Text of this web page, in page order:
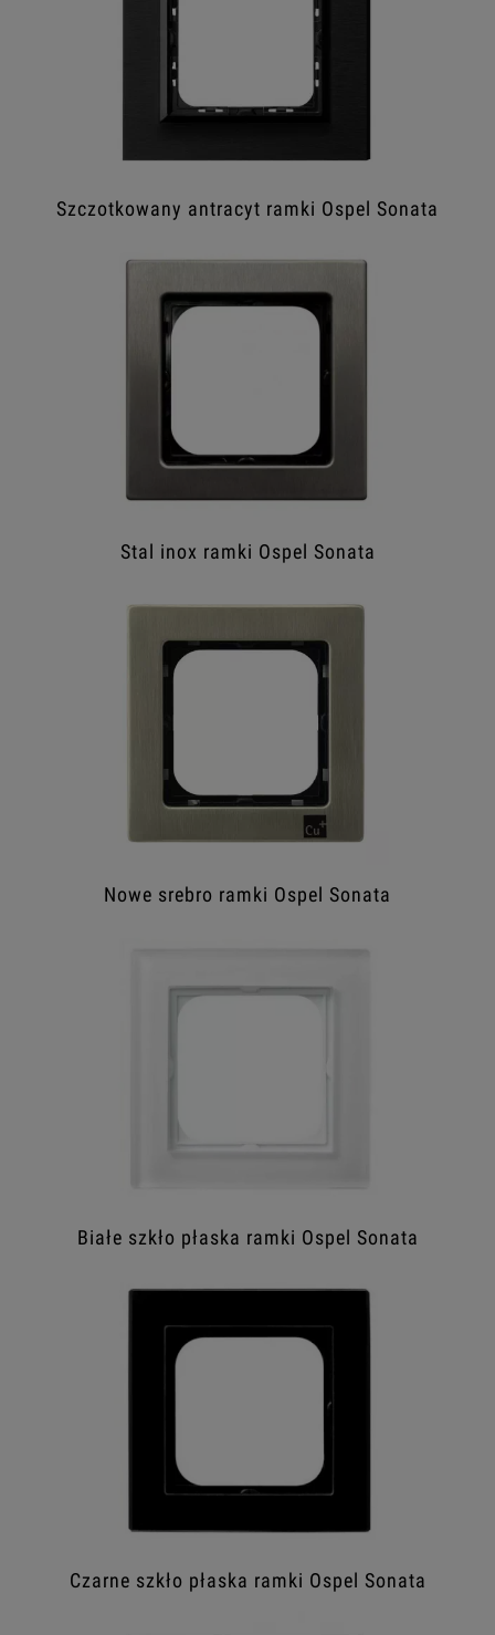
Szczotkowany antracyt ramki Ospel Sonata
Stal inox ramki Ospel Sonata
Nowe srebro ramki Ospel Sonata
Białe szkło płaska ramki Ospel Sonata
Czarne szkło płaska ramki Ospel Sonata